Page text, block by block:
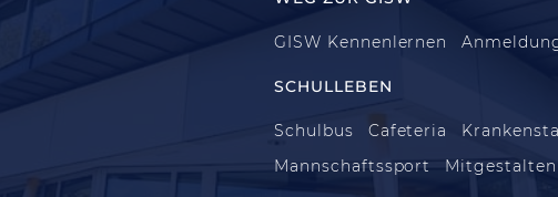
GISW Kennenlernen
SCHULLEBEN
Schulbus Cafeteria
Mannschaftssport
Mitgestalten